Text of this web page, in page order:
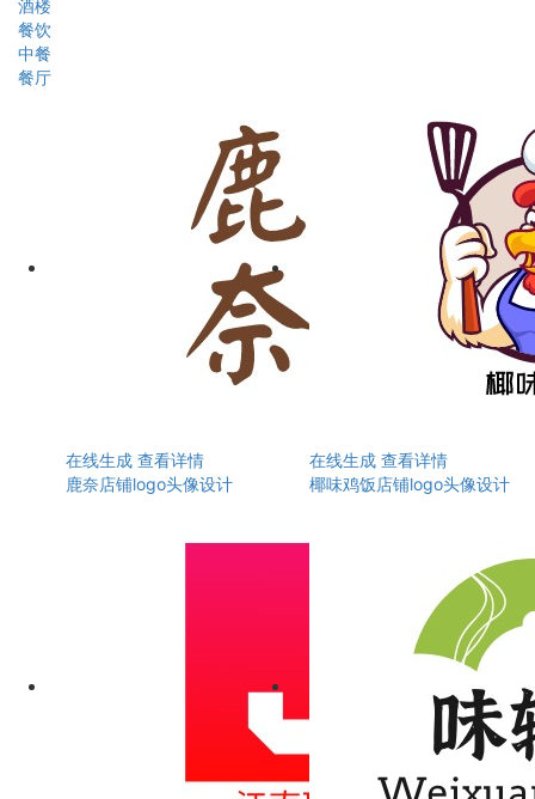
酒楼
餐饮
中餐
餐厅
在线生成 查看详情
鹿奈店铺logo头像设计
在线生成 查看详情
椰味鸡饭店铺logo头像设计